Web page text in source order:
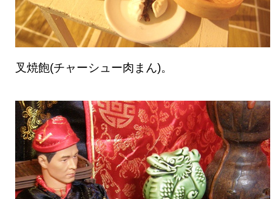
叉焼飽(チャーシュー肉まん)。